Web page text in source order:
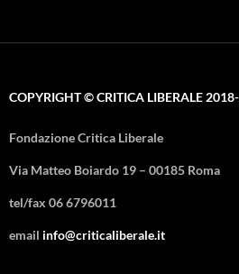
COPYRIGHT © CRITICA LIBERALE
Fondazione Critica Liberale
Via Matteo Boiardo 19 – 00185 Roma
tel/fax 06 6796011
email info@criticaliberale.it